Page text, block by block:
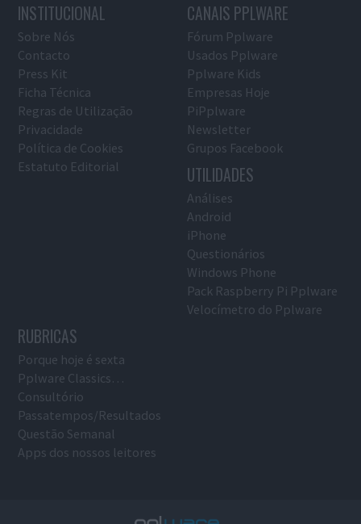
INSTITUCIONAL
Sobre Nós
Contacto
Press Kit
Ficha Técnica
Regras de Utilização
Privacidade
Política de Cookies
Estatuto Editorial
CANAIS PPLWARE
Fórum Pplware
Usados Pplware
Pplware Kids
Empresas Hoje
PiPplware
Newsletter
Grupos Facebook
UTILIDADES
Análises
Android
iPhone
Questionários
Windows Phone
Pack Raspberry Pi Pplware
Velocímetro do Pplware
RUBRICAS
Porque hoje é sexta
Pplware Classics…
Consultório
Passatempos/Resultados
Questão Semanal
Apps dos nossos leitores